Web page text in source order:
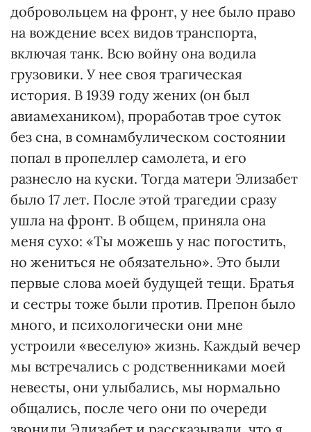
добровольцем на фронт, у нее было право
на вождение всех видов транспорта,
включая танк. Всю войну она водила
грузовики. У нее своя трагическая
история. В 1939 году жених (он был
авиамехаником), проработав трое суток
без сна, в сомнамбулическом состоянии
попал в пропеллер самолета, и его
разнесло на куски. Тогда матери Элизабет
было 17 лет. После этой трагедии сразу
ушла на фронт. В общем, приняла она
меня сухо: «Ты можешь у нас погостить,
но жениться не обязательно». Это были
первые слова моей будущей тещи. Братья
и сестры тоже были против. Препон было
много, и психологически они мне
устроили «веселую» жизнь. Каждый вечер
мы встречались с родственниками моей
невесты, они улыбались, мы нормально
общались, после чего они по очереди